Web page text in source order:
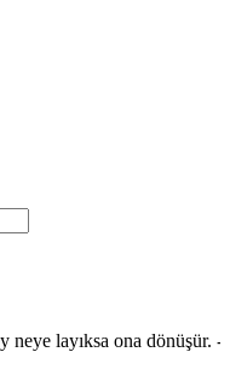
neye layıksa ona dönüşür. -